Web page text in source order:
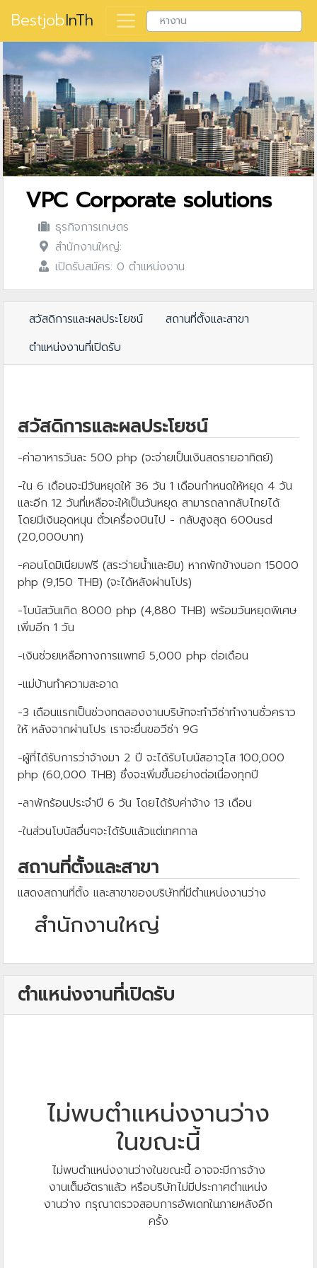
BestjobInTh
VPC Corporate solutions
ธุรกิจการเกษตร
สำนักงานใหญ่:
เปิดรับสมัคร: 0 ตำแหน่งงาน
สวัสดิการและผลประโยชน์
สถานที่ตั้งและสาขา
ตำแหน่งงานที่เปิดรับ
สวัสดิการและผลประโยชน์
-ค่าอาหารวันละ 500 php (จะจ่ายเป็นเงินสดรายอาทิตย์)
-ใน 6 เดือนจะมีวันหยุดให้ 36 วัน 1 เดือนกำหนดให้หยุด 4 วัน
และอีก 12 วันที่เหลือจะให้เป็นวันหยุด สามารถลากลับไทยได้
โดยมีเงินอุดหนุน ตั๋วเครื่องบินไป - กลับสูงสุด 600usd
(20,000บาท)
-คอนโดมิเนียมฟรี (สระว่ายน้ำและยิม) หากพักข้างนอก 15000
php (9,150 THB) (จะได้หลังผ่านโปร)
-โบนัสวันเกิด 8000 php (4,880 THB) พร้อมวันหยุดพิเศษ
เพิ่มอีก 1 วัน
-เงินช่วยเหลือทางการแพทย์ 5,000 php ต่อเดือน
-แม่บ้านทำความสะอาด
-3 เดือนแรกเป็นช่วงทดลองงานบริษัทจะทำวีซ่าทำงานชั่วคราว
ให้ หลังจากผ่านโปร เราจะยื่นขอวีซ่า 9G
-ผู้ที่ได้รับการว่าจ้างมา 2 ปี จะได้รับโบนัสอาวุโส 100,000
php (60,000 THB) ซึ่งจะเพิ่มขึ้นอย่างต่อเนื่องทุกปี
-ลาพักร้อนประจำปี 6 วัน โดยได้รับค่าจ้าง 13 เดือน
-ในส่วนโบนัสอื่นๆจะได้รับแล้วแต่เทศกาล
สถานที่ตั้งและสาขา
แสดงสถานที่ตั้ง และสาขาของบริษัทที่มีตำแหน่งงานว่าง
สำนักงานใหญ่
ตำแหน่งงานที่เปิดรับ
ไม่พบตำแหน่งงานว่าง
ในขณะนี้
ไม่พบตำแหน่งงานว่างในขณะนี้ อาจจะมีการจ้าง
งานเต็มอัตราแล้ว หรือบริษัทไม่มีประกาศตำแหน่ง
งานว่าง กรุณาตรวจสอบการอัพเดทในภายหลังอีก
ครั้ง